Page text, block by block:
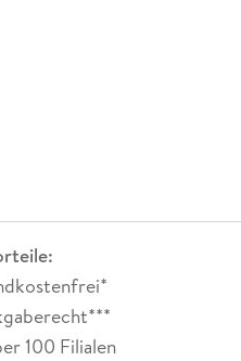
100 Filialen